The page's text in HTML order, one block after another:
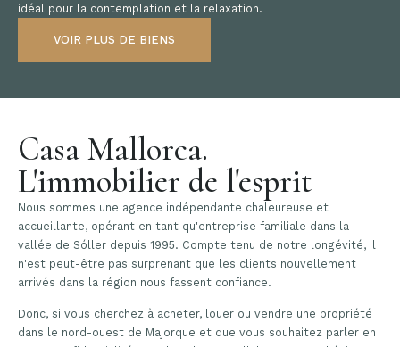
idéal pour la contemplation et la relaxation.
VOIR PLUS DE BIENS
Casa Mallorca.
L'immobilier de l'esprit
Nous sommes une agence indépendante chaleureuse et
accueillante, opérant en tant qu'entreprise familiale dans la
vallée de Sóller depuis 1995. Compte tenu de notre longévité, il
n'est peut-être pas surprenant que les clients nouvellement
arrivés dans la région nous fassent confiance.
Donc, si vous cherchez à acheter, louer ou vendre une propriété
dans le nord-ouest de Majorque et que vous souhaitez parler en